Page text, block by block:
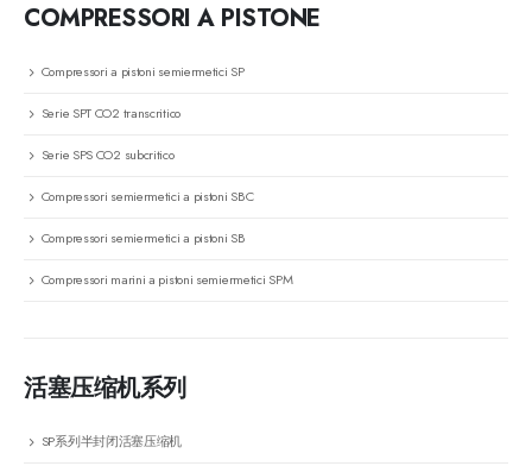
COMPRESSORI A PISTONE
Compressori a pistoni semiermetici SP
Serie SPT CO2 transcritico
Serie SPS CO2 subcritico
Compressori semiermetici a pistoni SBC
Compressori semiermetici a pistoni SB
Compressori marini a pistoni semiermetici SPM
活塞压缩机系列
SP系列半封闭活塞压缩机